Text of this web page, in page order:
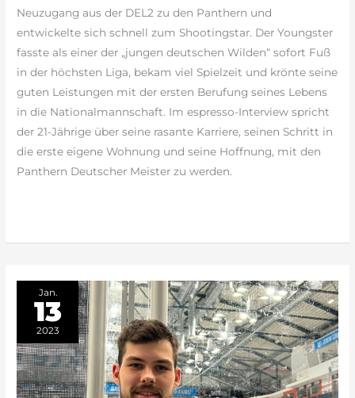
Neuzugang aus der DEL2 zu den Panthern und
entwickelte sich schnell zum Shootingstar. Der Youngster
fasste als einer der „jungen deutschen Wilden“ sofort Fuß
in der höchsten Liga, bekam viel Spielzeit und krönte seine
guten Leistungen mit der ersten Berufung seines Lebens
in die Nationalmannschaft. Im espresso-Interview spricht
der 21-Jährige über seine rasante Karriere, seinen Schritt in
die erste eigene Wohnung und seine Hoffnung, mit den
Panthern Deutscher Meister zu werden.
Ziel
Jan.
13
2023